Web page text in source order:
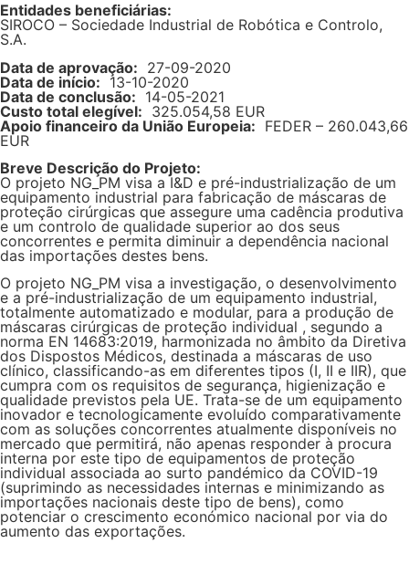
Entidades beneficiárias:
SIROCO – Sociedade Industrial de Robótica e Controlo,
S.A.
Data de aprovação: 27-09-2020
Data de início: 13-10-2020
Data de conclusão: 14-05-2021
Custo total elegível: 325.054,58 EUR
Apoio financeiro da União Europeia: FEDER – 260.043,66
EUR
Breve Descrição do Projeto:
O projeto NG_PM visa a I&D e pré-industrialização de um
equipamento industrial para fabricação de máscaras de
proteção cirúrgicas que assegure uma cadência produtiva
e um controlo de qualidade superior ao dos seus
concorrentes e permita diminuir a dependência nacional
das importações destes bens.
O projeto NG_PM visa a investigação, o desenvolvimento
e a pré-industrialização de um equipamento industrial,
totalmente automatizado e modular, para a produção de
máscaras cirúrgicas de proteção individual , segundo a
norma EN 14683:2019, harmonizada no âmbito da Diretiva
dos Dispostos Médicos, destinada a máscaras de uso
clínico, classificando-as em diferentes tipos (I, II e IIR), que
cumpra com os requisitos de segurança, higienização e
qualidade previstos pela UE. Trata-se de um equipamento
inovador e tecnologicamente evoluído comparativamente
com as soluções concorrentes atualmente disponíveis no
mercado que permitirá, não apenas responder à procura
interna por este tipo de equipamentos de proteção
individual associada ao surto pandémico da COVID-19
(suprimindo as necessidades internas e minimizando as
importações nacionais deste tipo de bens), como
potenciar o crescimento económico nacional por via do
aumento das exportações.